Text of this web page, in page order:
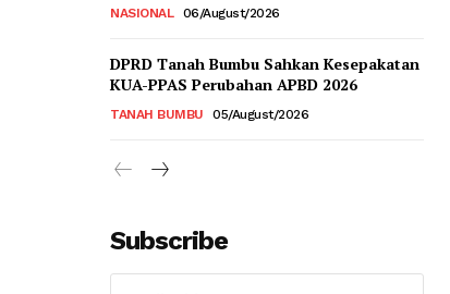
NASIONAL 06/August/2026
DPRD Tanah Bumbu Sahkan Kesepakatan
KUA-PPAS Perubahan APBD 2026
TANAH BUMBU 05/August/2026
Subscribe